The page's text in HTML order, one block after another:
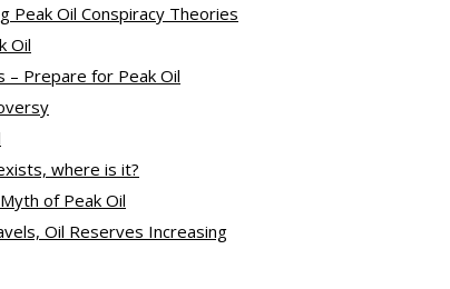
Peak Oil Conspiracy Theories
Oil
– Prepare for Peak Oil
where is it?
of Peak Oil
Oil Reserves Increasing